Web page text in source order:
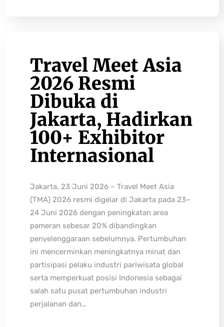
Travel Meet Asia
2026 Resmi
Dibuka di
Jakarta, Hadirkan
100+ Exhibitor
Internasional
Jakarta, 23 Juni 2026 – Travel Meet Asia
(TMA) 2026 resmi digelar di Jakarta pada 23–
24 Juni 2026 dengan peningkatan area
pameran sebesar 20% dibandingkan
penyelenggaraan sebelumnya. Pertumbuhan
ini mencerminkan meningkatnya minat dan
partisipasi pelaku industri pariwisata global
serta memperkuat posisi Indonesia sebagai
salah satu pusat pertumbuhan industri
perjalanan dan…